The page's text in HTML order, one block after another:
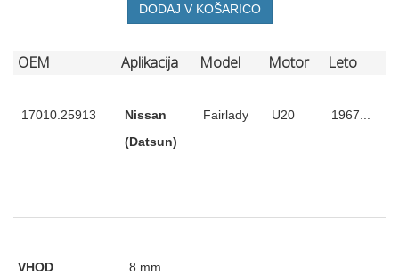
DODAJ V KOŠARICO
OEM Aplikacija Model Motor Leto
17010.25913 Nissan Fairlady U20
1967...
(Datsun)
VHOD
8 mm